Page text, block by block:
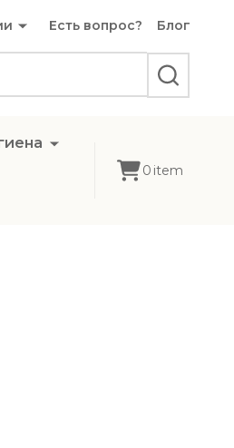
Есть вопрос? Блог
SEARCH
0 item